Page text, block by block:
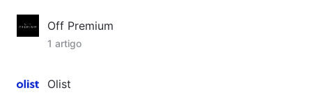
Off Premium
1 artigo
Olist